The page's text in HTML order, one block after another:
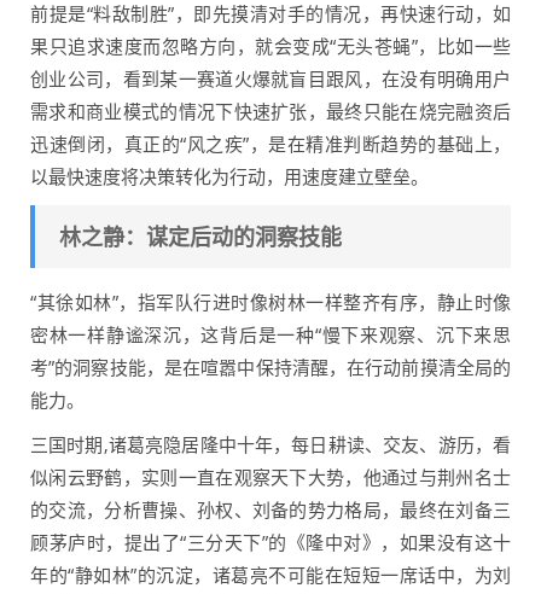
前提是“料敌制胜”，即先摸清对手的情况，再快速行动，如
果只追求速度而忽略方向，就会变成“无头苍蝇”，比如一些
创业公司，看到某一赛道火爆就盲目跟风，在没有明确用户
需求和商业模式的情况下快速扩张，最终只能在烧完融资后
迅速倒闭，真正的“风之疾”，是在精准判断趋势的基础上，
以最快速度将决策转化为行动，用速度建立壁垒。
林之静：谋定后动的洞察技能
“其徐如林”，指军队行进时像树林一样整齐有序，静止时像
密林一样静谧深沉，这背后是一种“慢下来观察、沉下来思
考”的洞察技能，是在喧嚣中保持清醒，在行动前摸清全局的
能力。
三国时期,诸葛亮隐居隆中十年，每日耕读、交友、游历，看
似闲云野鹤，实则一直在观察天下大势，他通过与荆州名士
的交流，分析曹操、孙权、刘备的势力格局，最终在刘备三
顾茅庐时，提出了“三分天下”的《隆中对》，如果没有这十
年的“静如林”的沉淀，诸葛亮不可能在短短一席话中，为刘